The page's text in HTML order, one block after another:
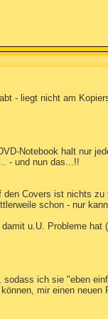
- liegt nicht am
Notebook halt nur
- und nun das...!!
den Covers ist nichts zu
schon - nur
u.U. Probleme hat
ich sie "eben
mir einen neuen